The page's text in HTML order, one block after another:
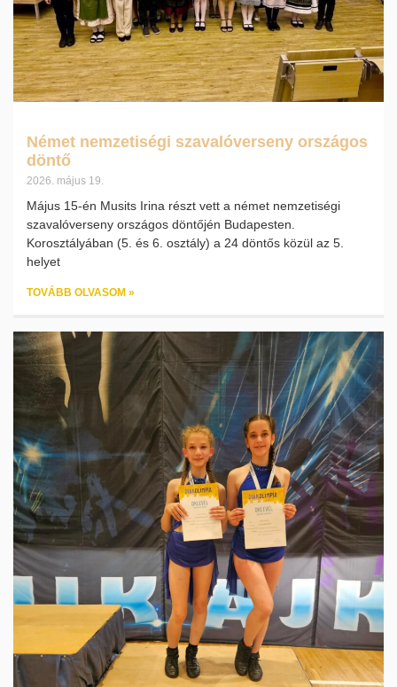
Német nemzetiségi szavalóverseny országos
döntő
2026. május 19.
Május 15-én Musits Irina részt vett a német nemzetiségi
szavalóverseny országos döntőjén Budapesten.
Korosztályában (5. és 6. osztály) a 24 döntős közül az 5.
helyet
TOVÁBB OLVASOM »